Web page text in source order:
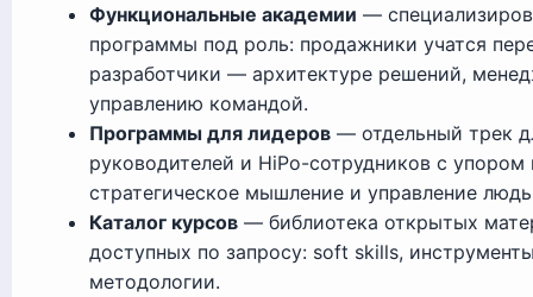
Функциональные академии —
программы под роль: продажники учатся
разработчики — архитектуре решений,
управлению командой.
Программы для лидеров — отдельный трек
руководителей и HiPo-сотрудников с упором
стратегическое мышление и управление
Каталог курсов — библиотека открытых
доступных по запросу: soft skills,
методологии.